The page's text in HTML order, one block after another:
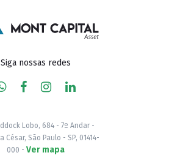
Siga nossas redes
Lobo, 684 - 7º Andar -
César, São Paulo - SP, 01414-
000 - Ver mapa